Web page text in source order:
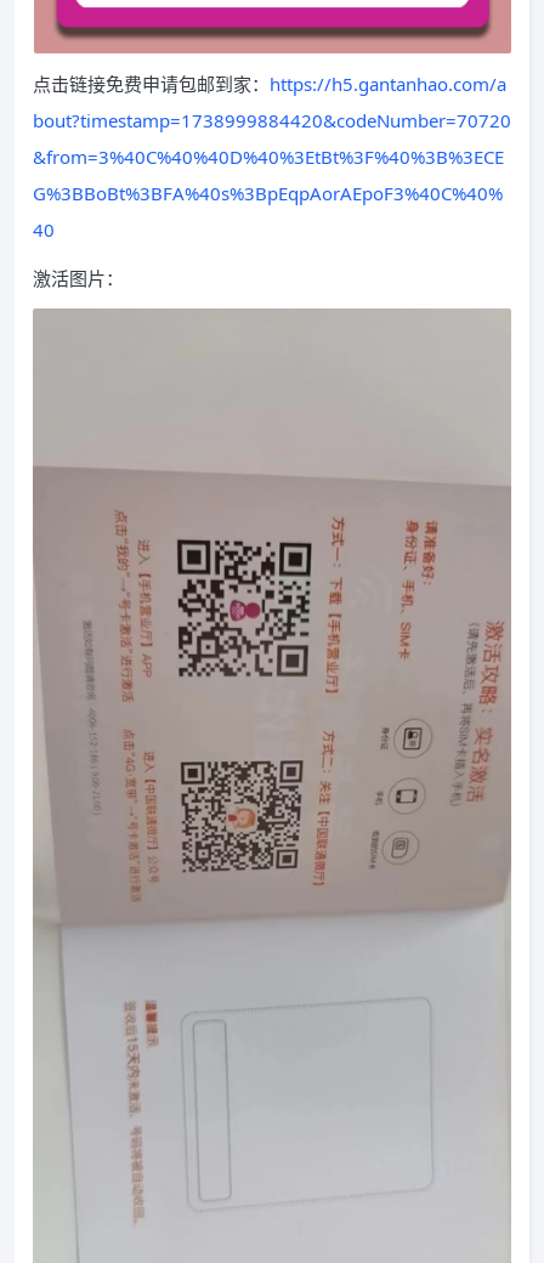
点击链接免费申请包邮到家： https://h5.gantanhao.com/a
bout?timestamp=1738999884420&codeNumber=70720
&from=3%40C%40%40D%40%3EtBt%3F%40%3B%3ECE
G%3BBoBt%3BFA%40s%3BpEqpAorAEpoF3%40C%40%
40
激活图片：